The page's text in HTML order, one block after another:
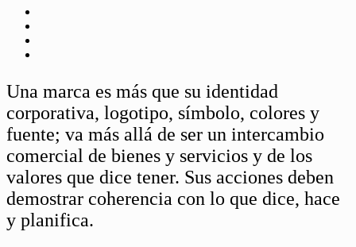
Una marca es más que su identidad
corporativa, logotipo, símbolo, colores y
fuente; va más allá de ser un intercambio
comercial de bienes y servicios y de los
valores que dice tener. Sus acciones deben
demostrar coherencia con lo que dice, hace
y planifica.